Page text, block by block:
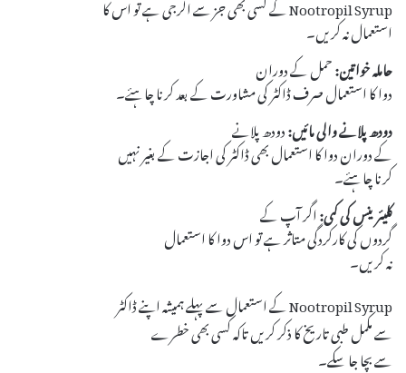
استعمال نہ کریں۔
حاملہ خواتین:حمل کے دوران
دوا کا استعمال صرف ڈاکٹر کی مشاورت کے بعد کرنا چاہئے۔
دودھ پلانے والی مائیں:دودھ پلانے
کے دوران دوا کا استعمال بھی ڈاکٹر کی اجازت کے بغیر نہیں
کرنا چاہئے۔
کلیئرینس کی کمی:اگر آپ کے
گردوں کی کارکردگی متاثر ہے تو اس دوا کا استعمال
نہ کریں۔
Nootropil Syrup کے استعمال سے پہلے ہمیشہ اپنے ڈاکٹر
سے مکمل طبی تاریخ کا ذکر کریں تاکہ کسی بھی خطرے
سے بچا جا سکے۔